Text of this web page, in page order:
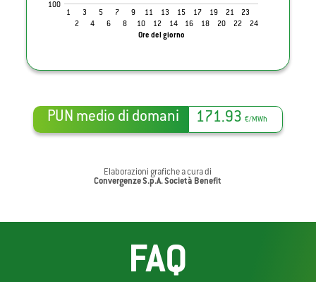
1
2
3
4
5
6
7
8
9
10
11
12
13
14
15
16
17
18
19
20
21
22
23
24
100
Ore del giorno
PUN medio di domani 171.93 €/MWh
Elaborazioni grafiche a cura di
Convergenze S.p.A. Società Benefit
FAQ